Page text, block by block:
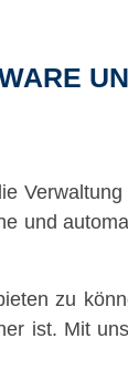
und
zu
ist. Mit